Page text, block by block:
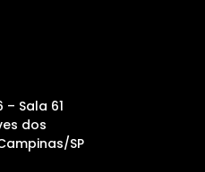
Sala 61
dos
SP